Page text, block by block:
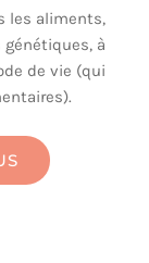
les aliments,
à
de vie (qui